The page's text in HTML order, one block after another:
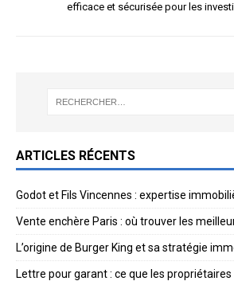
efficace et sécurisée pour les
ARTICLES RÉCENTS
Godot et Fils Vincennes : expertise
Vente enchère Paris : où trouver les
L’origine de Burger King et sa stratégie
Lettre pour garant : ce que les